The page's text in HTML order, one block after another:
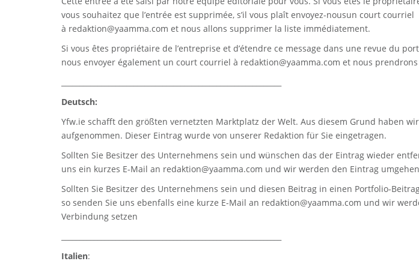
vous souhaitez que l’entrée est supprimée, s’il vous plaît envoyez-nousun court courriel
à redaktion@yaamma.com et nous allons supprimer la liste immédiatement.
Si vous êtes propriétaire de l’entreprise et d’étendre ce message dans une revue du
nous envoyer également un court courriel à redaktion@yaamma.com et nous
Deutsch:
Yfw.ie schafft den größten vernetzten Marktplatz der Welt. Aus diesem Grund haben
aufgenommen. Dieser Eintrag wurde von unserer Redaktion für Sie eingetragen.
Sollten Sie Besitzer des Unternehmens sein und wünschen das der Eintrag wieder
uns ein kurzes E-Mail an redaktion@yaamma.com und wir werden den Eintrag
Sollten Sie Besitzer des Unternehmens sein und diesen Beitrag in einen Portfolio-
so senden Sie uns ebenfalls eine kurze E-Mail an redaktion@yaamma.com und wir
Verbindung setzen
Italien: